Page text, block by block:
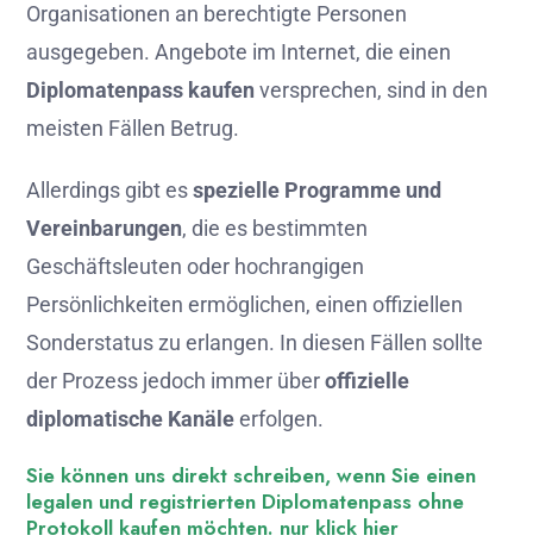
Organisationen an berechtigte Personen
ausgegeben. Angebote im Internet, die einen
Diplomatenpass kaufen versprechen, sind in den
meisten Fällen Betrug.
Allerdings gibt esspezielle Programme und
Vereinbarungen, die es bestimmten
Geschäftsleuten oder hochrangigen
Persönlichkeiten ermöglichen, einen offiziellen
Sonderstatus zu erlangen. In diesen Fällen sollte
der Prozess jedoch immer überoffizielle
diplomatische Kanäleerfolgen.
Sie können uns direkt schreiben, wenn Sie einen
legalen und registrierten Diplomatenpass ohne
Protokoll kaufen möchten. nur klick hier